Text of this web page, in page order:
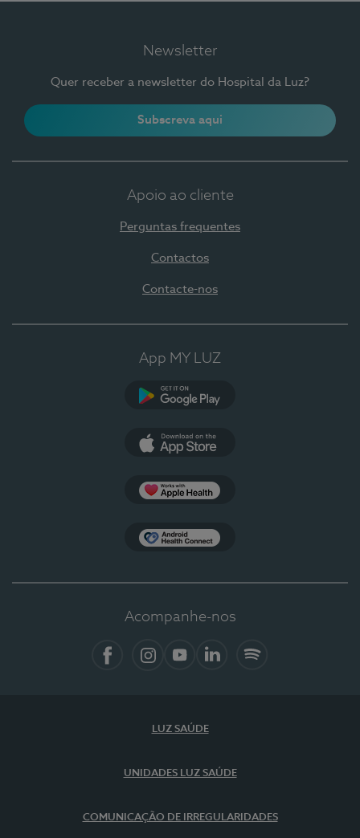
Newsletter
Quer receber a newsletter do Hospital da Luz?
Subscreva aqui
Apoio ao cliente
Perguntas frequentes
Contactos
Contacte-nos
App MY LUZ
Acompanhe-nos
LUZ SAÚDE
UNIDADES LUZ SAÚDE
COMUNICAÇÃO DE IRREGULARIDADES